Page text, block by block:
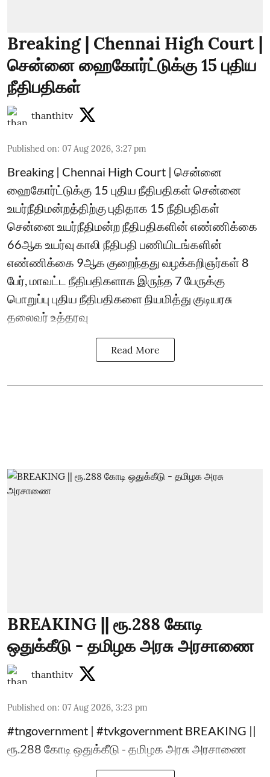
Breaking | Chennai High Court |
சென்னை ஹைகோர்ட்டுக்கு 15 புதிய
நீதிபதிகள்
thanthitv
Published on: 07 Aug 2026, 3:27 pm
Breaking | Chennai High Court | சென்னை
ஹைகோர்ட்டுக்கு 15 புதிய நீதிபதிகள் சென்னை
உயர்நீதிமன்றத்திற்கு புதிதாக 15 நீதிபதிகள்
சென்னை உயர்நீதிமன்ற நீதிபதிகளின் எண்ணிக்கை
66ஆக உயர்வு காலி நீதிபதி பணியிடங்களின்
எண்ணிக்கை 9ஆக குறைந்தது வழக்கறிஞர்கள் 8
பேர், மாவட்ட நீதிபதிகளாக இருந்த 7 பேருக்கு
பொறுப்பு புதிய நீதிபதிகளை நியமித்து குடியரசு
தலைவர் உத்தரவு
Read More
BREAKING || ரூ.288 கோடி
ஒதுக்கீடு - தமிழக அரசு அரசாணை
thanthitv
Published on: 07 Aug 2026, 3:23 pm
#tngovernment | #tvkgovernment BREAKING ||
ரூ.288 கோடி ஒதுக்கீடு - தமிழக அரசு அரசாணை